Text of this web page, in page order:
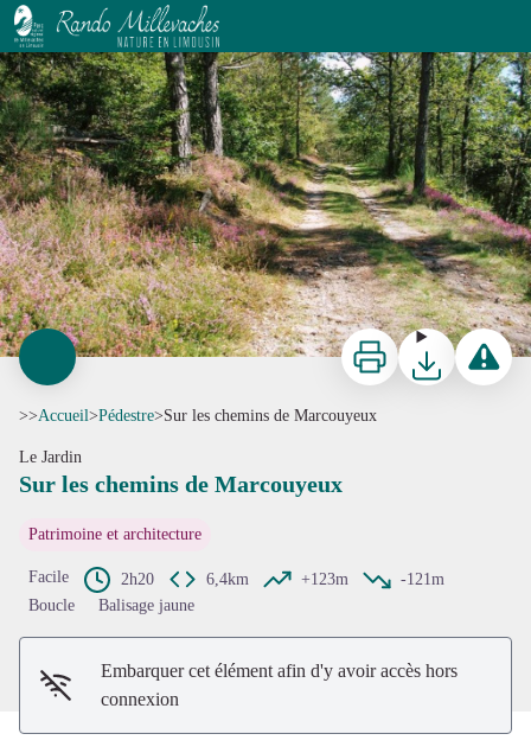
Sur les chemins de Marcouyeux
ImprimerTéléchargerSignaler
>>Accueil>Pédestre>Sur les chemins de Marcouyeux
Le Jardin
Sur les chemins de Marcouyeux
Patrimoine et architecture
Facile 2h20 6,4km +123m
-121m
Boucle
Balisage jaune
Embarquer cet élément afin d'y avoir accès hors
connexion